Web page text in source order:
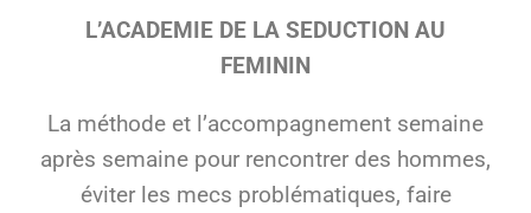
L’ACADEMIE DE LA SEDUCTION AU
FEMININ
La méthode et l’accompagnement semaine
après semaine pour rencontrer des hommes,
éviter les mecs problématiques, faire